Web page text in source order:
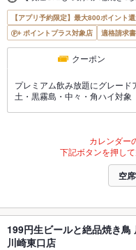
【アプリ予約限定】最大800ポイント
ポイントプラス対象店
適格請求
クーポン
プレミアム飲み放題にグレー
土・黒霧島・中々・角ハイ対象
カレンダー
下記ボタンを押し
空
199円生ビールと絶品焼き鳥
川崎東口店